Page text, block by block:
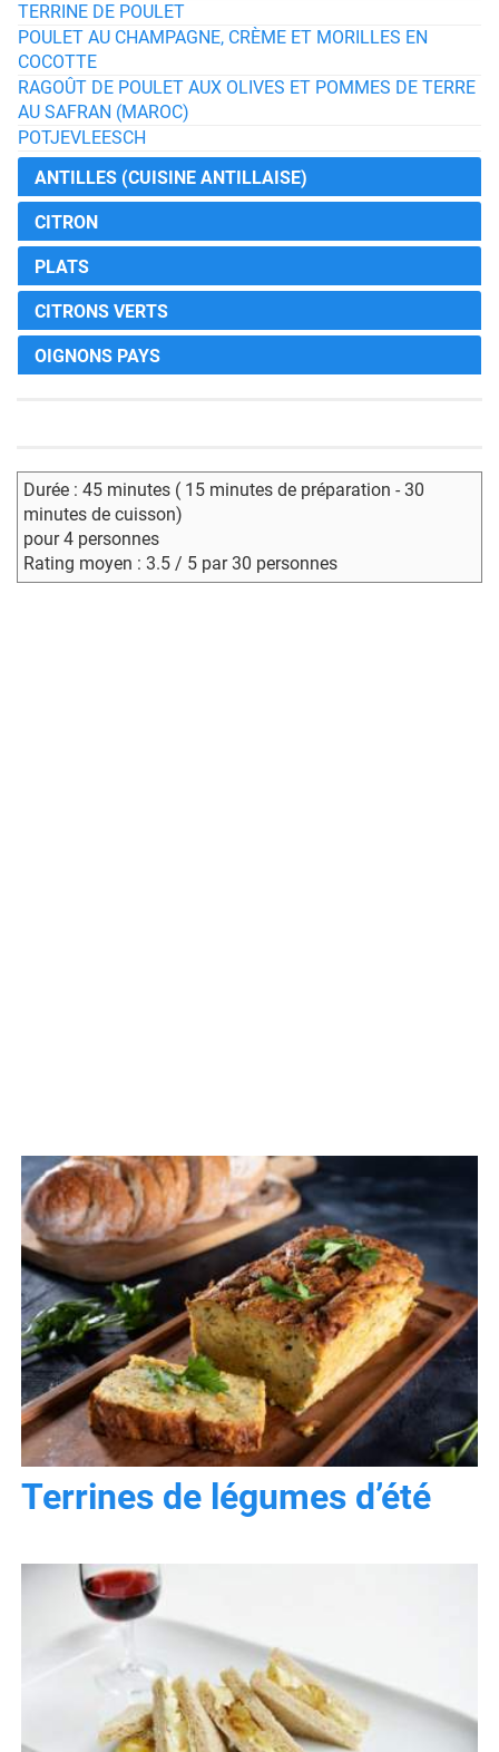
TERRINE DE POULET
POULET AU CHAMPAGNE, CRÈME ET MORILLES EN
COCOTTE
RAGOÛT DE POULET AUX OLIVES ET POMMES DE TERRE
AU SAFRAN (MAROC)
POTJEVLEESCH
ANTILLES (CUISINE ANTILLAISE)
CITRON
PLATS
CITRONS VERTS
OIGNONS PAYS
Durée : 45 minutes ( 15 minutes de préparation - 30
minutes de cuisson)
pour 4 personnes
Rating moyen : 3.5 / 5 par 30 personnes
Terrines de légumes d’été